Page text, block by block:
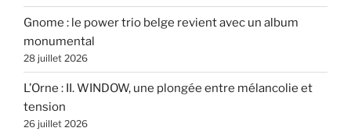
Gnome : le power trio belge revient avec un album
monumental
28 juillet 2026
L’Orne : II. WINDOW, une plongée entre mélancolie et
tension
26 juillet 2026